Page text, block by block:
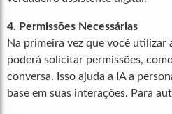
4. Permissões Necessárias
Na primeira vez que você
poderá solicitar permissões,
conversa. Isso ajuda a IA a
base em suas interações. Para